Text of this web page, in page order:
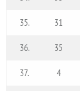
35. 31
36. 35
37. 4